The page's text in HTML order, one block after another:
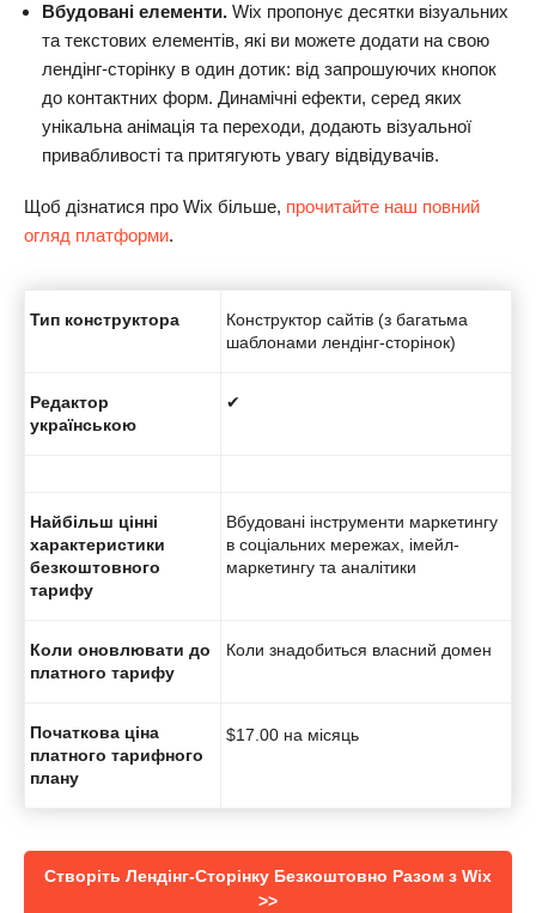
Вбудовані елементи. Wix пропонує десятки візуальних
та текстових елементів, які ви можете додати на свою
лендінг-сторінку в один дотик: від запрошуючих кнопок
до контактних форм. Динамічні ефекти, серед яких
унікальна анімація та переходи, додають візуальної
привабливості та притягують увагу відвідувачів.
Щоб дізнатися про Wix більше, прочитайте наш повний
огляд платформи.
Тип конструктора
Конструктор сайтів (з багатьма
шаблонами лендінг-сторінок)
Редактор
українською
✔
Найбільш цінні
характеристики
безкоштовного
тарифу
Вбудовані інструменти маркетингу
в соціальних мережах, імейл-
маркетингу та аналітики
Коли оновлювати до
платного тарифу
Коли знадобиться власний домен
Початкова ціна
платного тарифного
плану
$17.00 на місяць
Створіть Лендінг-Сторінку Безкоштовно Разом з Wix
>>